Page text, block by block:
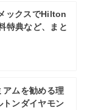
ックスでHilton
特典など、まと
アムを勧める理
トンダイヤモン